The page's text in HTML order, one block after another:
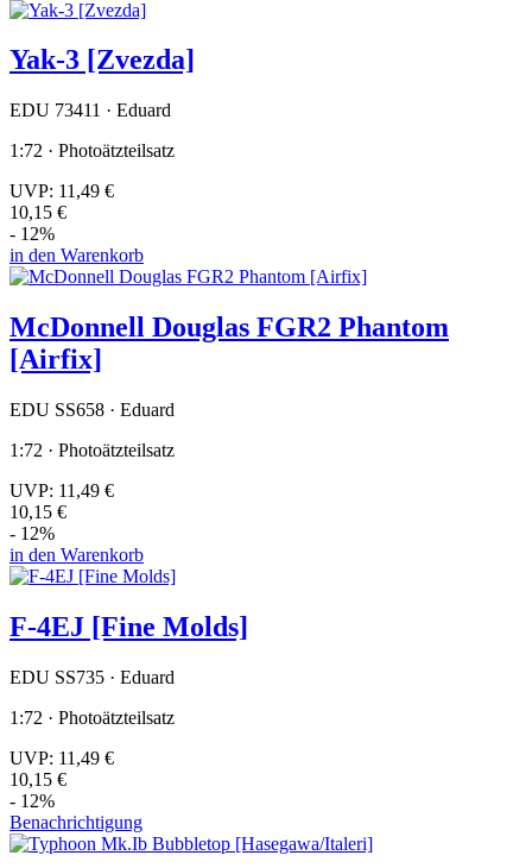
Yak-3 [Zvezda]
EDU 73411 · Eduard
1:72 · Photoätzteilsatz
UVP: 11,49 €
10,15 €
- 12%
in den Warenkorb
McDonnell Douglas FGR2 Phantom
[Airfix]
EDU SS658 · Eduard
1:72 · Photoätzteilsatz
UVP: 11,49 €
10,15 €
- 12%
in den Warenkorb
F-4EJ [Fine Molds]
EDU SS735 · Eduard
1:72 · Photoätzteilsatz
UVP: 11,49 €
10,15 €
- 12%
Benachrichtigung